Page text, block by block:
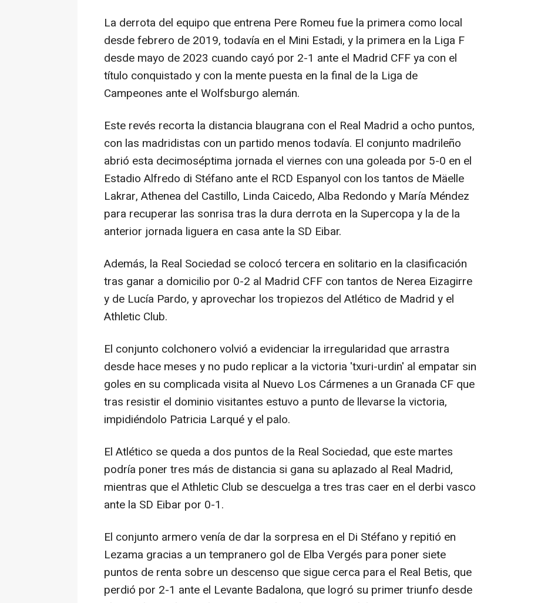
La derrota del equipo que entrena Pere Romeu fue la primera como local
desde febrero de 2019, todavía en el Mini Estadi, y la primera en la Liga F
desde mayo de 2023 cuando cayó por 2-1 ante el Madrid CFF ya con el
título conquistado y con la mente puesta en la final de la Liga de
Campeones ante el Wolfsburgo alemán.
Este revés recorta la distancia blaugrana con el Real Madrid a ocho puntos,
con las madridistas con un partido menos todavía. El conjunto madrileño
abrió esta decimoséptima jornada el viernes con una goleada por 5-0 en el
Estadio Alfredo di Stéfano ante el RCD Espanyol con los tantos de Mäelle
Lakrar, Athenea del Castillo, Linda Caicedo, Alba Redondo y María Méndez
para recuperar las sonrisa tras la dura derrota en la Supercopa y la de la
anterior jornada liguera en casa ante la SD Eibar.
Además, la Real Sociedad se colocó tercera en solitario en la clasificación
tras ganar a domicilio por 0-2 al Madrid CFF con tantos de Nerea Eizagirre
y de Lucía Pardo, y aprovechar los tropiezos del Atlético de Madrid y el
Athletic Club.
El conjunto colchonero volvió a evidenciar la irregularidad que arrastra
desde hace meses y no pudo replicar a la victoria 'txuri-urdin' al empatar sin
goles en su complicada visita al Nuevo Los Cármenes a un Granada CF que
tras resistir el dominio visitantes estuvo a punto de llevarse la victoria,
impidiéndolo Patricia Larqué y el palo.
El Atlético se queda a dos puntos de la Real Sociedad, que este martes
podría poner tres más de distancia si gana su aplazado al Real Madrid,
mientras que el Athletic Club se descuelga a tres tras caer en el derbi vasco
ante la SD Eibar por 0-1.
El conjunto armero venía de dar la sorpresa en el Di Stéfano y repitió en
Lezama gracias a un tempranero gol de Elba Vergés para poner siete
puntos de renta sobre un descenso que sigue cerca para el Real Betis, que
perdió por 2-1 ante el Levante Badalona, que logró su primer triunfo desde